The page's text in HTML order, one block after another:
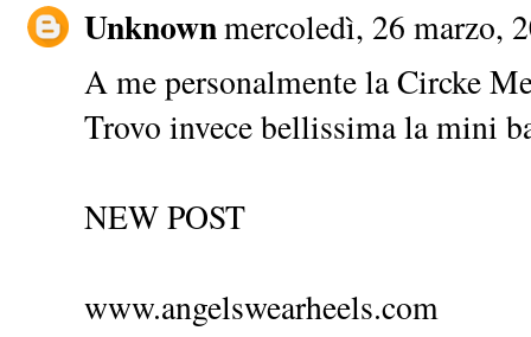
Unknownmercoledì, 26 marzo,
A me personalmente la Circke
Trovo invece bellissima la mini
NEW POST
www.angelswearheels.com